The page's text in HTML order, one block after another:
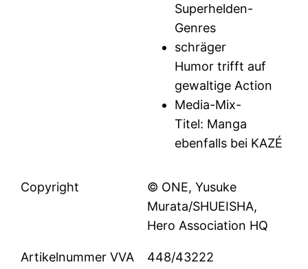
Superhelden-
Genres
schräger
Humor trifft auf
gewaltige Action
Media-Mix-
Titel: Manga
ebenfalls bei KAZÉ
Copyright
© ONE, Yusuke
Murata/SHUEISHA,
Hero Association HQ
Artikelnummer VVA 448/43222